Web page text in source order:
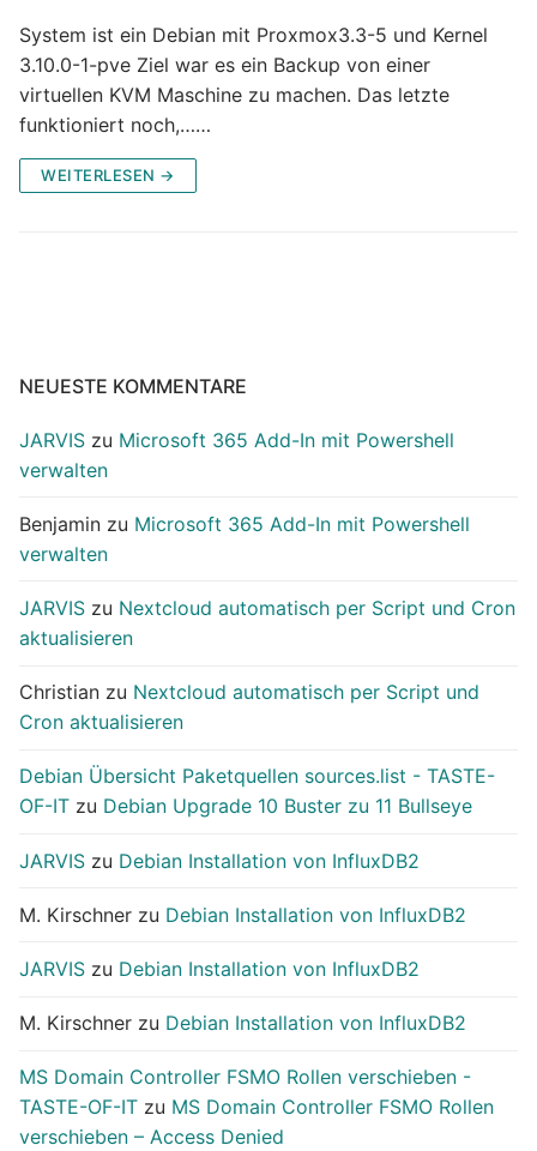
System ist ein Debian mit Proxmox3.3-5 und Kernel
3.10.0-1-pve Ziel war es ein Backup von einer
virtuellen KVM Maschine zu machen. Das letzte
funktioniert noch,……
WEITERLESEN →
NEUESTE KOMMENTARE
JARVIS zu Microsoft 365 Add-In mit Powershell
verwalten
Benjamin zu Microsoft 365 Add-In mit Powershell
verwalten
JARVIS zu Nextcloud automatisch per Script und Cron
aktualisieren
Christian zu Nextcloud automatisch per Script und
Cron aktualisieren
Debian Übersicht Paketquellen sources.list - TASTE-
OF-IT zu Debian Upgrade 10 Buster zu 11 Bullseye
JARVIS zu Debian Installation von InfluxDB2
M. Kirschner zu Debian Installation von InfluxDB2
JARVIS zu Debian Installation von InfluxDB2
M. Kirschner zu Debian Installation von InfluxDB2
MS Domain Controller FSMO Rollen verschieben -
TASTE-OF-IT zu MS Domain Controller FSMO Rollen
verschieben – Access Denied